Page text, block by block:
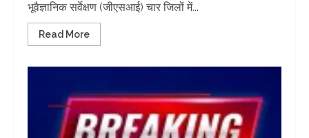
भूवैज्ञानिक सर्वेक्षण (जीएसआई) चार जिलों में...
Read More